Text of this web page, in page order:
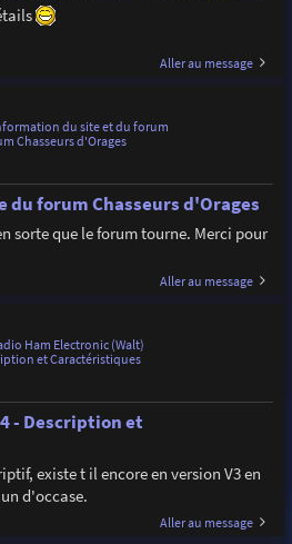
Aller au message
du site et du forum
Chasseurs d'Orages
du forum Chasseurs d'Orages
sorte que le forum tourne. Merci pour
Aller au message
Ham Electronic (Walt)
et Caractéristiques
- Description et
existe t il encore en version V3 en
d'occase.
Aller au message